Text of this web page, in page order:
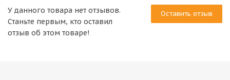
Оставить отзыв
У данного товара нет отзывов.
Станьте первым, кто оставил
отзыв об этом товаре!